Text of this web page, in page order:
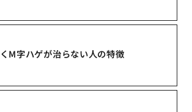
M字ハゲが治らない人の特徴